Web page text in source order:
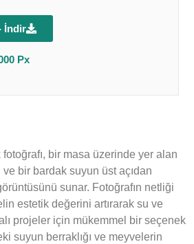
İndir
Px
bir masa üzerinde yer alan
bir bardak suyun üst açıdan
sunar. Fotoğrafın netliği
estetik değerini artırarak su ve
projeler için mükemmel bir seçenek
suyun berraklığı ve meyvelerin